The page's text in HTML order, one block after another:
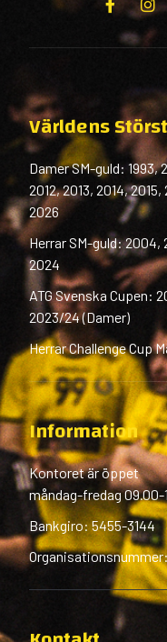
Världens
Damer SM-guld: 1993,
2012, 2013, 2014,
2026
Herrar SM-guld: 2004,
2024
ATG Svenska Cupen:
2023/24 (Damer)
Herrar Challenge Cup
Information
Kontoret är öppet
måndag-fredag 09.00-
Bankgiro: 5455-3144